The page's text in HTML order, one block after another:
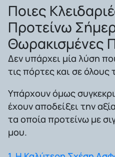
Ποιες
Προτείνω
Θωρακισμένες
Δεν υπάρχει μία λύση
τις πόρτες και σε όλους
Υπάρχουν όμως
έχουν αποδείξει την
τα οποία προτείνω με
μου.